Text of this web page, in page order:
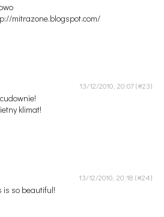
mitrazone.blogspot.com/
13/12/2010, 20:07
klimat!
13/12/2010, 20:18
is so beautiful!